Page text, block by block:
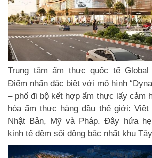
Trung tâm ẩm thực quốc tế Global
Điểm nhấn đặc biệt với mô hình
– phố đi bộ kết hợp ẩm thực lấy cảm
hóa ẩm thực hàng đầu thế giới: Việt
Nhật Bản, Mỹ và Pháp. Đây hứa
kinh tế đêm sôi động bậc nhất khu